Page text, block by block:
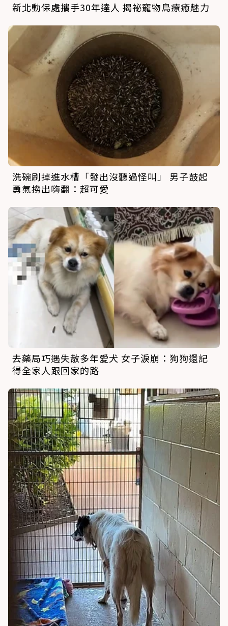
新北動保處攜手30年達人 揭祕寵物鳥療癒魅力
洗碗刷掉進水槽「發出沒聽過怪叫」 男子鼓起
勇氣撈出嗨翻：超可愛
去藥局巧遇失散多年愛犬 女子淚崩：狗狗還記
得全家人跟回家的路